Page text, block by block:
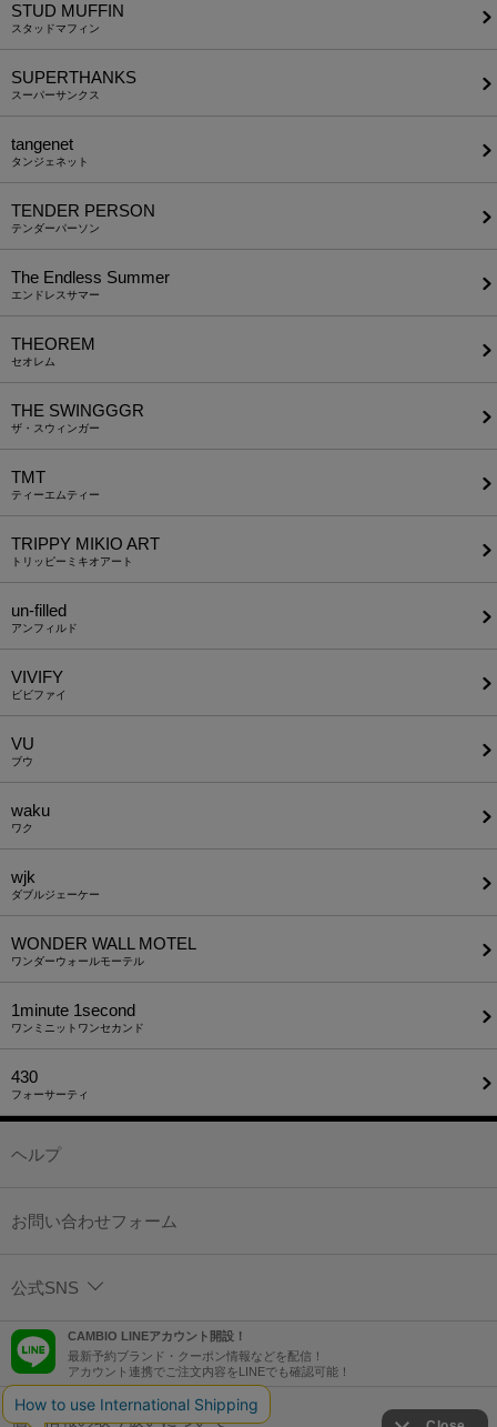
STUD MUFFIN
スタッドマフィン
SUPERTHANKS
スーパーサンクス
tangenet
タンジェネット
TENDER PERSON
テンダーパーソン
The Endless Summer
エンドレスサマー
THEOREM
セオレム
THE SWINGGGR
ザ・スウィンガー
TMT
ティーエムティー
TRIPPY MIKIO ART
トリッピーミキオアート
un-filled
アンフィルド
VIVIFY
ビビファイ
VU
ブウ
waku
ワク
wjk
ダブルジェーケー
WONDER WALL MOTEL
ワンダーウォールモーテル
1minute​ 1second
ワンミニットワンセカンド
430
フォーサーティ
ヘルプ
お問い合わせフォーム
公式SNS
CAMBIO LINEアカウント開設！
最新予約ブランド・クーポン情報などを配信！
アカウント連携でご注文内容をLINEでも確認可能！
個人情報の取り扱いについて